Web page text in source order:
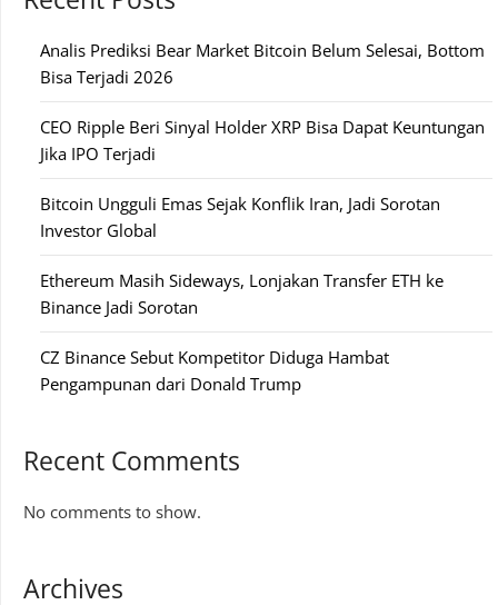
Analis Prediksi Bear Market Bitcoin Belum Selesai, Bottom
Bisa Terjadi 2026
CEO Ripple Beri Sinyal Holder XRP Bisa Dapat Keuntungan
Jika IPO Terjadi
Bitcoin Ungguli Emas Sejak Konflik Iran, Jadi Sorotan
Investor Global
Ethereum Masih Sideways, Lonjakan Transfer ETH ke
Binance Jadi Sorotan
CZ Binance Sebut Kompetitor Diduga Hambat
Pengampunan dari Donald Trump
Recent Comments
No comments to show.
Archives